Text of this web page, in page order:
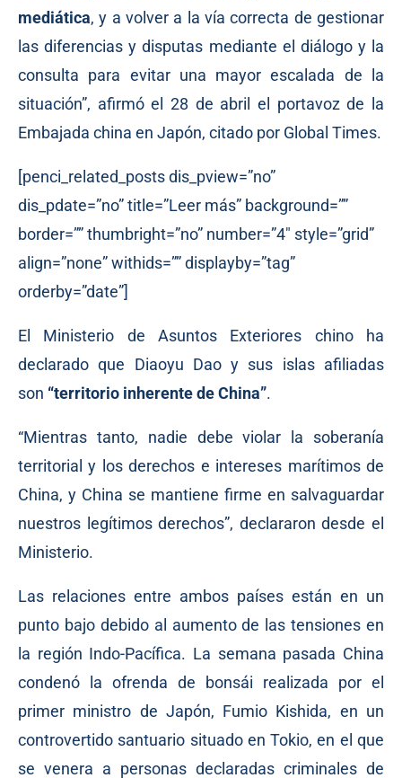
mediática, y a volver a la vía correcta de gestionar
las diferencias y disputas mediante el diálogo y la
consulta para evitar una mayor escalada de la
situación”, afirmó el 28 de abril el portavoz de la
Embajada china en Japón, citado por Global Times.
[penci_related_posts dis_pview=”no”
dis_pdate=”no” title=”Leer más” background=””
border=”” thumbright=”no” number=”4″ style=”grid”
align=”none” withids=”” displayby=”tag”
orderby=”date”]
El Ministerio de Asuntos Exteriores chino ha
declarado que Diaoyu Dao y sus islas afiliadas
son “territorio inherente de China”.
“Mientras tanto, nadie debe violar la soberanía
territorial y los derechos e intereses marítimos de
China, y China se mantiene firme en salvaguardar
nuestros legítimos derechos”, declararon desde el
Ministerio.
Las relaciones entre ambos países están en un
punto bajo debido al aumento de las tensiones en
la región Indo-Pacífica. La semana pasada China
condenó la ofrenda de bonsái realizada por el
primer ministro de Japón, Fumio Kishida, en un
controvertido santuario situado en Tokio, en el que
se venera a personas declaradas criminales de